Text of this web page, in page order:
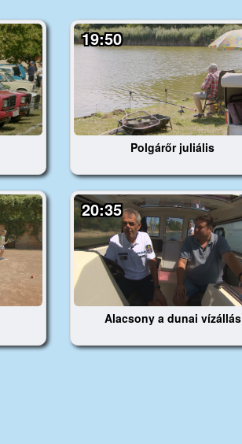
Polgárőr juliális
19:50
Alacsony a dunai vízállás
20:35